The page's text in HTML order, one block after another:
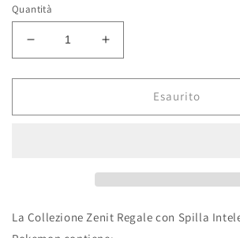
Quantità
Diminuisci
quantità
per
ZENIT
Aumenta
quantità
per
COLLEZIONE
ZENIT
Esaurito
La Collezione Zenit Regale con Spilla